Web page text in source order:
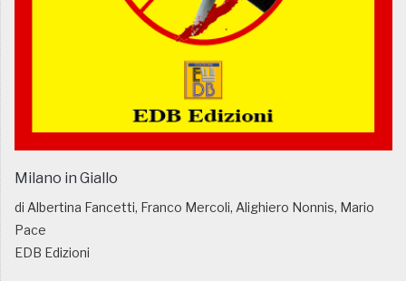
Milano in Giallo
di Albertina Fancetti, Franco Mercoli, Alighiero Nonnis, Mario
Pace
EDB Edizioni